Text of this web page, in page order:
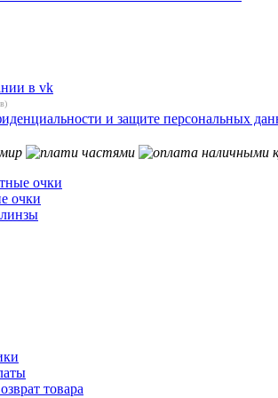
и защите персональных
очки
очки
товара